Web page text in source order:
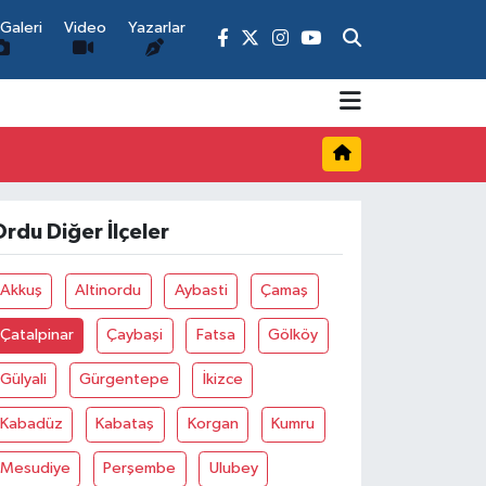
Video Yazarlar
Diğer İlçeler
Akkuş Altinordu Aybasti Çamaş
Çatalpinar Çaybaşi Fatsa Gölköy
Gülyali Gürgentepe İkizce
Kabadüz Kabataş Korgan Kumru
Mesudiye Perşembe Ulubey